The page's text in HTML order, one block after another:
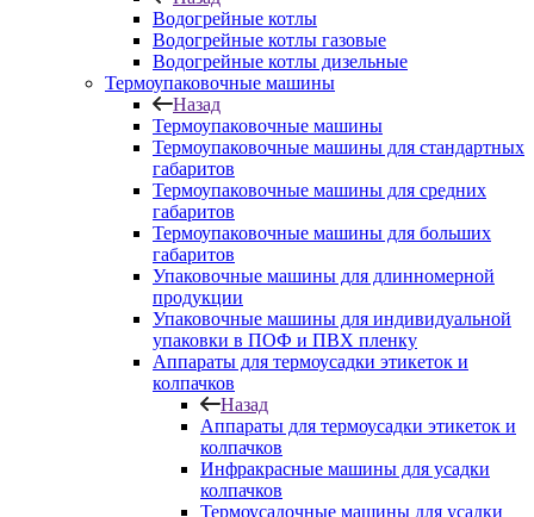
Водогрейные котлы
Водогрейные котлы газовые
Водогрейные котлы дизельные
Термоупаковочные машины
Назад
Термоупаковочные машины
Термоупаковочные машины для стандартных
габаритов
Термоупаковочные машины для средних
габаритов
Термоупаковочные машины для больших
габаритов
Упаковочные машины для длинномерной
продукции
Упаковочные машины для индивидуальной
упаковки в ПОФ и ПВХ пленку
Аппараты для термоусадки этикеток и
колпачков
Назад
Аппараты для термоусадки этикеток и
колпачков
Инфракрасные машины для усадки
колпачков
Термоусадочные машины для усадки